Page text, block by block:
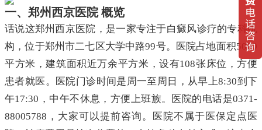
一、郑州西京医院 概览
话说这郑州西京医院，是一家专注于白癜风诊疗的专科机
构，位于郑州市二七区大学中路99号。医院占地面积5000
平方米，建筑面积近万余平方米，设有108张床位，方便
患者就医。医院门诊时间是周一至周日，从早上8:30到下
午17:30，中午不休息，方便上班族。医院的电话是0371-
88005788，大家可以提前咨询。医院不属于医保定点医